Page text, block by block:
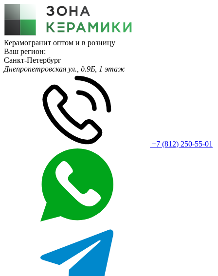
Керамогранит оптом и в розницу
Ваш регион:
Санкт-Петербург
Днепропетровская ул., д.9Б, 1 этаж
+7 (812) 250-55-01